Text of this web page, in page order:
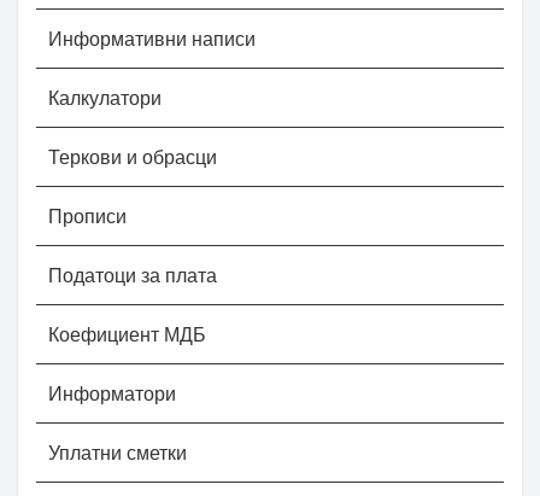
Информативни написи
Калкулатори
Теркови и обрасци
Прописи
Податоци за плата
Коефициент МДБ
Информатори
Уплатни сметки